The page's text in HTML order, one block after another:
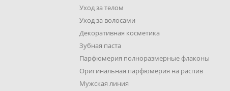
Уход за телом
Уход за волосами
Декоративная косметика
Зубная паста
Парфюмерия полноразмерные флаконы
Оригинальная парфюмерия на распив
Мужская линия